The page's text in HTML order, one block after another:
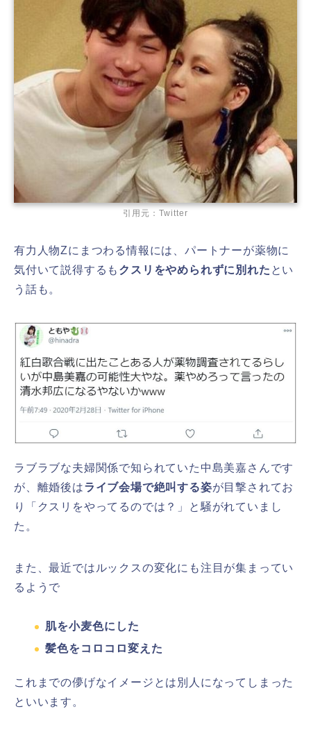
引用元：Twitter
有力人物Zにまつわる情報には、パートナーが薬物に
気付いて説得するも クスリをやめられずに別れた とい
う話も。
ラブラブな夫婦関係で知られていた中島美嘉さんです
が、離婚後はライブ会場で絶叫する姿が目撃されてお
り「クスリをやってるのでは？」と騒がれていまし
た。
また、最近ではルックスの変化にも注目が集まってい
るようで
肌を小麦色にした
髪色をコロコロ変えた
これまでの儚げなイメージとは別人になってしまった
といいます。